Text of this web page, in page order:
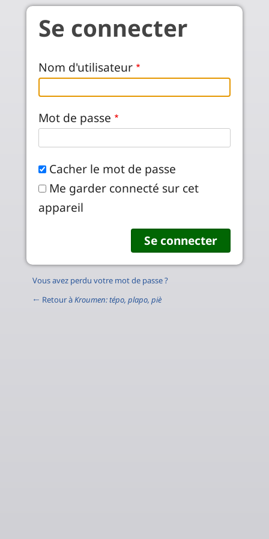
Aller au contenu principal
Se connecter
Nom d'utilisateur
Mot de passe
Cacher le mot de passe
Me garder connecté sur cet
appareil
Vous avez perdu votre mot de passe ?
← Retour àKroumen: tépo, plapo, piè